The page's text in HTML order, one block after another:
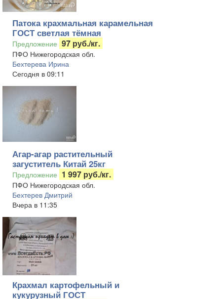
Патока крахмальная карамельная
ГОСТ светлая тёмная
Предложение 97 руб./кг.
ПФО Нижегородская обл.
Бехтерева Ирина
Сегодня в 09:11
Агар-агар растительный
загуститель Китай 25кг
Предложение 1 997 руб./кг.
ПФО Нижегородская обл.
Бехтерев Дмитрий
Вчера в 11:35
Крахмал картофельный и
кукурузный ГОСТ